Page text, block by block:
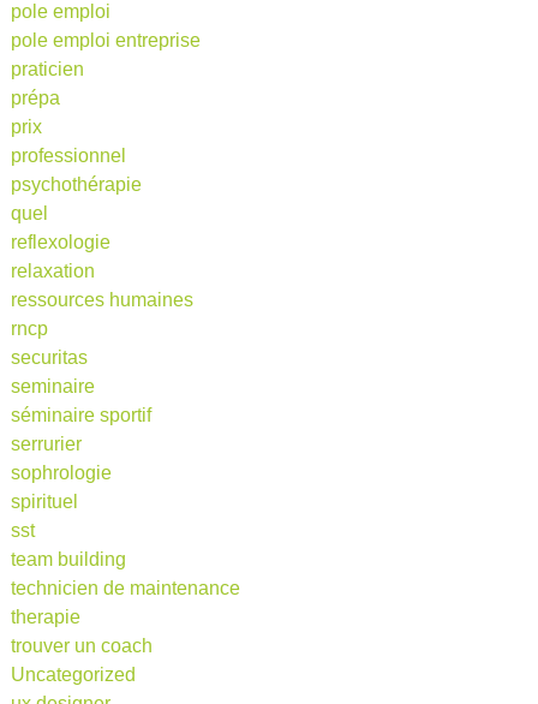
pole emploi
pole emploi entreprise
praticien
prépa
prix
professionnel
psychothérapie
quel
reflexologie
relaxation
ressources humaines
rncp
securitas
seminaire
séminaire sportif
serrurier
sophrologie
spirituel
sst
team building
technicien de maintenance
therapie
trouver un coach
Uncategorized